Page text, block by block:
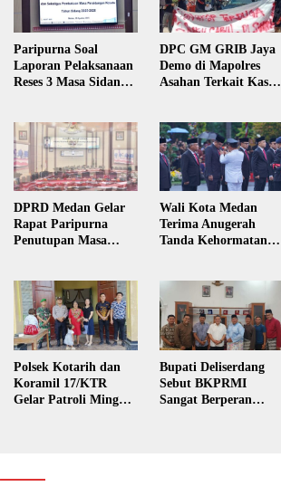
Paripurna Soal
Laporan Pelaksanaan
Reses 3 Masa Sidang
DPC GM GRIB Jaya
Demo di Mapolres
Asahan Terkait Kasus
DPRD Medan Gelar
Rapat Paripurna
Penutupan Masa
Wali Kota Medan
Terima Anugerah
Tanda Kehormatan
Polsek Kotarih dan
Koramil 17/KTR
Gelar Patroli Minggu
Bupati Deliserdang
Sebut BKPRMI
Sangat Berperan